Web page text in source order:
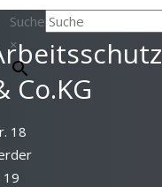
Suche
×
Co.KG
18
19